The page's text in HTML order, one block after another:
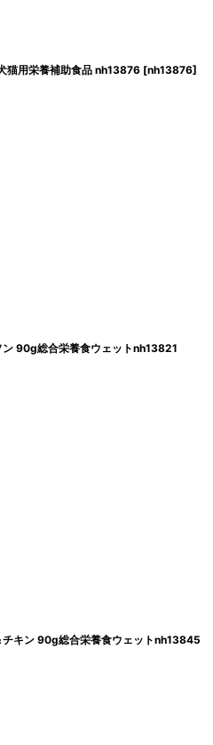
猫用栄養補助食品 nh13876 [nh13876]
90g総合栄養食ウェットnh13821
キン 90g総合栄養食ウェットnh13845